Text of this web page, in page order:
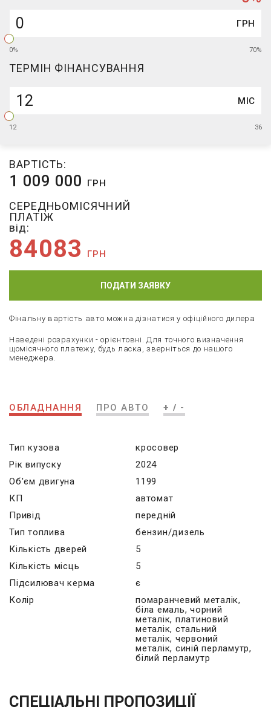
ГРН
0% 70%
ТЕРМІН ФІНАНСУВАННЯ
МІС
12 36
ВАРТІСТЬ:
1 009 000 ГРН
СЕРЕДНЬОМІСЯЧНИЙ
ПЛАТІЖ
від:
84083 ГРН
ПОДАТИ ЗАЯВКУ
Фінальну вартість авто можна дізнатися у офіційного дилера
Наведені розрахунки - орієнтовні. Для точного визначення
щомісячного платежу, будь ласка, зверніться до нашого
менеджера.
ОБЛАДНАННЯ ПРО АВТО + / -
Тип кузова
кросовер
Рік випуску
2024
Об'єм двигуна
1199
КП
автомат
Привід
передній
Тип топлива
бензин/дизель
Кількість дверей
5
Кількість місць
5
Підсилювач керма
є
Колір
помаранчевий металік,
біла емаль, чорний
металік, платиновий
металік, стальний
металік, червоний
металік, синій перламутр,
білий перламутр
СПЕЦІАЛЬНІ ПРОПОЗИЦІЇ